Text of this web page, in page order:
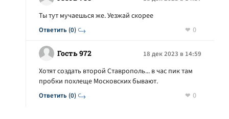
Ответить (0)
Ты тут мучаешься же. Уезжай скорее
0
Гость 972 18 дек 2023 в 14:59
Ответить (0)
Хотят создать второй Ставрополь... в час пик там
пробки похлеще Московских бывают.
0